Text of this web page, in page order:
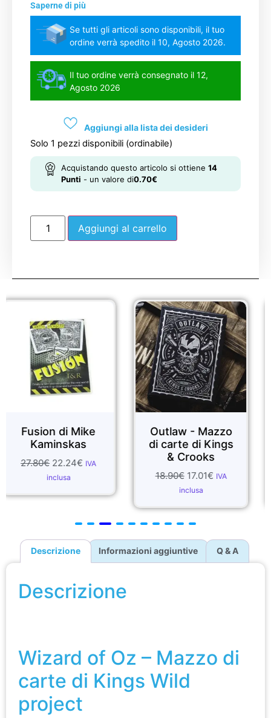
Saperne di più
Se tutti gli articoli sono disponibili, il tuo
ordine verrà spedito il 10, Agosto 2026.
Il tuo ordine verrà consegnato il 12,
Agosto 2026
Aggiungi alla lista dei desideri
Solo 1 pezzi disponibili (ordinabile)
Acquistando questo articolo si ottiene 14
Punti - un valore di0.70€
Aggiungi al carrello
di Mike
€ IVA
Outlaw - Mazzo
di carte di Kings
€ IVA
MUZA
Descrizione Informazioni aggiuntive Q & A
Descrizione
Wizard of Oz – Mazzo di
carte di Kings Wild
project